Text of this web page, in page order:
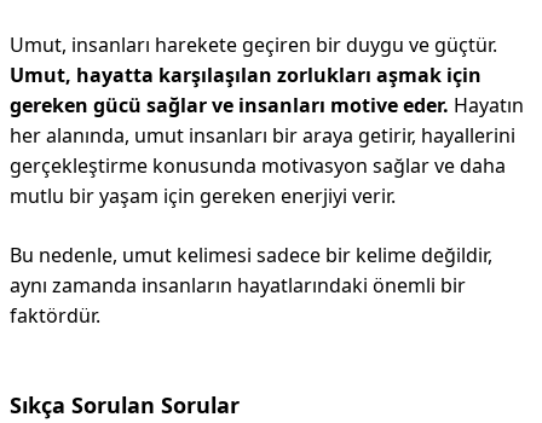
Umut, insanları harekete geçiren bir duygu ve güçtür.
Umut, hayatta karşılaşılan zorlukları aşmak için
gereken gücü sağlar ve insanları motive eder. Hayatın
her alanında, umut insanları bir araya getirir, hayallerini
gerçekleştirme konusunda motivasyon sağlar ve daha
mutlu bir yaşam için gereken enerjiyi verir.
Bu nedenle, umut kelimesi sadece bir kelime değildir,
aynı zamanda insanların hayatlarındaki önemli bir
faktördür.
Sıkça Sorulan Sorular